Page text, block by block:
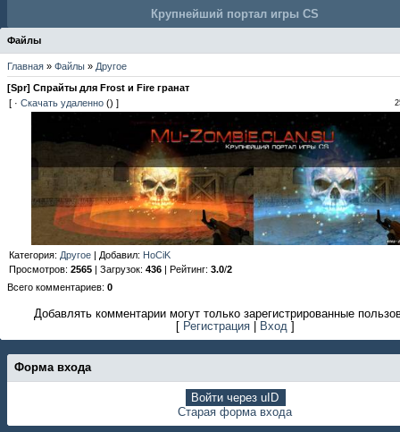
Крупнейший портал игры CS
Файлы
Главная » Файлы » Другое
[Spr] Спрайты для Frost и Fire гранат
[ · Скачать удаленно () ]
Категория: Другое | Добавил: HoCiK
Просмотров: 2565 | Загрузок: 436 | Рейтинг: 3.0/2
Всего комментариев: 0
Добавлять комментарии могут только зарегистрированные
[ Регистрация Вход ]
Форма входа
Войти через uID
Старая форма входа